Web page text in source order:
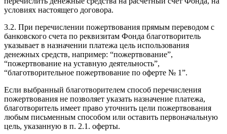
условиях настоящего договора.
3.2. При перечислении пожертвования прямым переводом с
банковского счета по реквизитам Фонда благотворитель
указывает в назначении платежа цель использования
денежных средств, например: “пожертвование”,
“пожертвование на уставную деятельность”,
“благотворительное пожертвование по оферте № 1”.
Если выбранный благотворителем способ перечисления
пожертвования не позволяет указать назначение платежа,
благотворитель имеет право уточнить цели пожертвования
любым письменным способом или оставить первоначальную
цель, указанную в п. 2.1. оферты.